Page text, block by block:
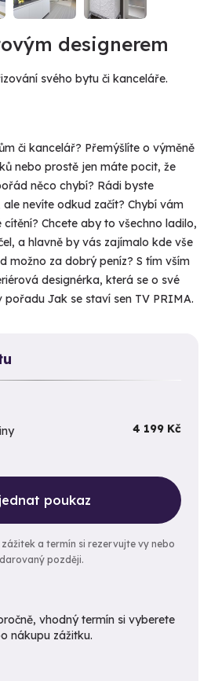
designerem
svého bytu či kanceláře.
či kancelář? Přemýšlíte o výměně
nebo prostě jen máte pocit, že
něco chybí? Rádi byste
nevíte odkud začít? Chybí vám
Chcete aby to všechno ladilo,
a hlavně by vás zajímalo kde vše
možno za dobrý peníz? S tím vším
designérka, která se o své
pořadu Jak se staví sen TV PRIMA.
4 199 Kč
poukaz
a termín si rezervujte vy nebo
později.
vhodný termín si vyberete
nákupu zážitku.